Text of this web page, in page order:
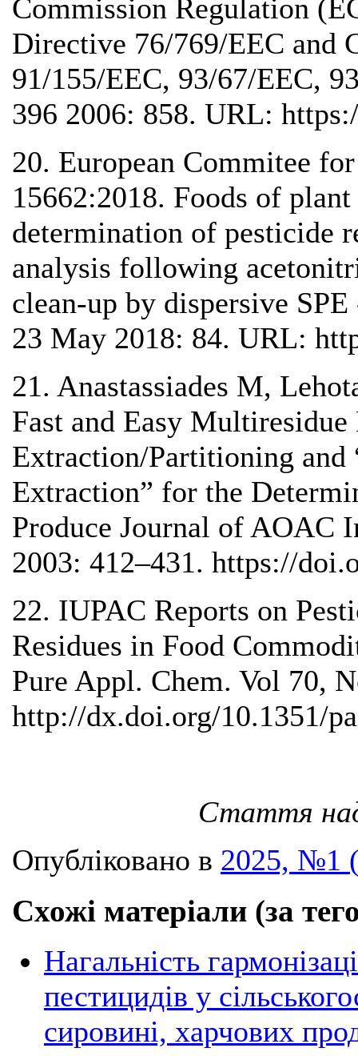
Commission Regulation
Directive 76/769/EEC and
91/155/EEC, 93/67/EEC,
396 2006: 858. URL:
20. European Commitee
15662:2018. Foods of
determination of pesticide
analysis following
clean-up by dispersive
23 May 2018: 84. URL:
21. Anastassiades M,
Fast and Easy
Extraction/Partitioning and
Extraction” for the
Produce Journal of AOAC
2003: 412–431. https://
22. IUPAC Reports on
Residues in Food
Pure Appl. Chem. Vol 70,
http://dx.doi.org/10.1351/
Стаття
Опубліковано в 2025, №1
Схожі матеріали (за
Нагальність
пестицидів у
сировині, харчових